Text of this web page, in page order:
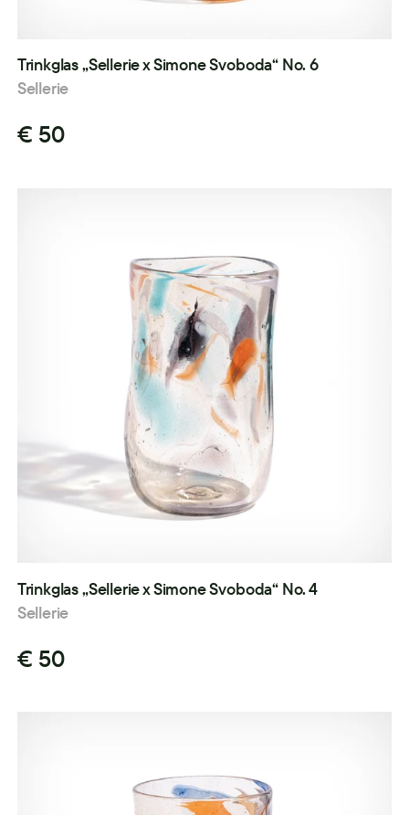
Trinkglas „Sellerie x Simone Svoboda“ No. 6
Sellerie
€ 50
Trinkglas „Sellerie x Simone Svoboda“ No. 4
Sellerie
€ 50